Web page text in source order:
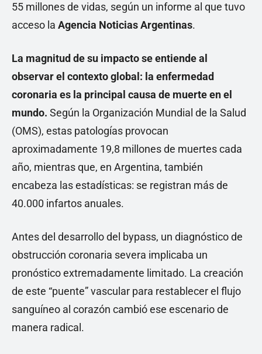
55 millones de vidas, según un informe al que tuvo
acceso la Agencia Noticias Argentinas.
La magnitud de su impacto se entiende al
observar el contexto global: la enfermedad
coronaria es la principal causa de muerte en el
mundo. Según la Organización Mundial de la Salud
(OMS), estas patologías provocan
aproximadamente 19,8 millones de muertes cada
año, mientras que, en Argentina, también
encabeza las estadísticas: se registran más de
40.000 infartos anuales.
Antes del desarrollo del bypass, un diagnóstico de
obstrucción coronaria severa implicaba un
pronóstico extremadamente limitado. La creación
de este “puente” vascular para restablecer el flujo
sanguíneo al corazón cambió ese escenario de
manera radical.